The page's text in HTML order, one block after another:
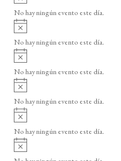
o
v
i
o
No hay ningún evento este día.
A
v
i
o
No hay ningún evento este día.
A
v
i
o
No hay ningún evento este día.
A
v
i
o
No hay ningún evento este día.
A
v
i
o
No hay ningún evento este día.
A
v